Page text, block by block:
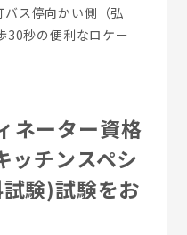
ス停向かい側（弘
30秒の便利なロケー
ネーター資格
ッチンスペシ
験)試験をお